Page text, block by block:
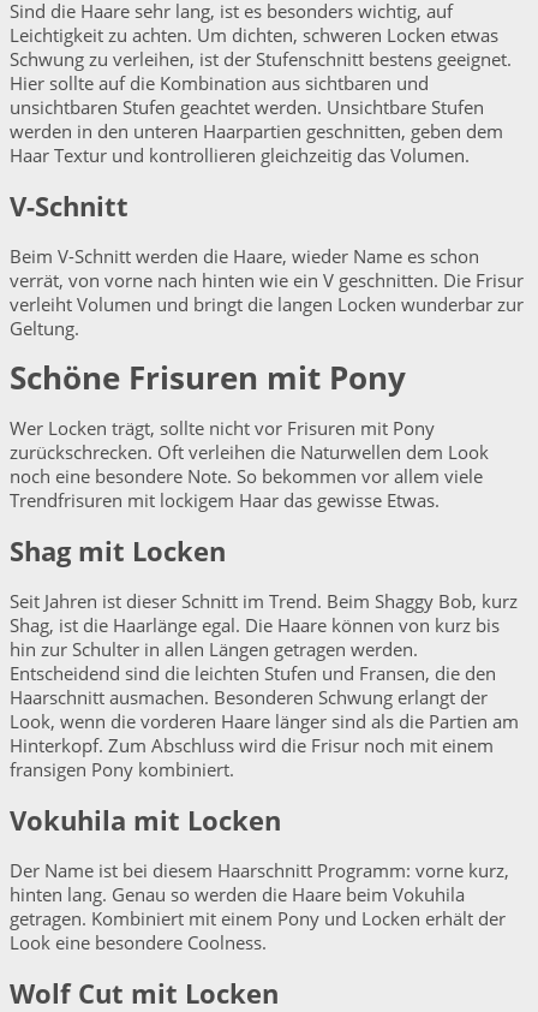
Sind die Haare sehr lang, ist es besonders wichtig, auf
Leichtigkeit zu achten. Um dichten, schweren Locken etwas
Schwung zu verleihen, ist der Stufenschnitt bestens geeignet.
Hier sollte auf die Kombination aus sichtbaren und
unsichtbaren Stufen geachtet werden. Unsichtbare Stufen
werden in den unteren Haarpartien geschnitten, geben dem
Haar Textur und kontrollieren gleichzeitig das Volumen.
V-Schnitt
Beim V-Schnitt werden die Haare, wieder Name es schon
verrät, von vorne nach hinten wie ein V geschnitten. Die Frisur
verleiht Volumen und bringt die langen Locken wunderbar zur
Geltung.
Schöne Frisuren mit Pony
Wer Locken trägt, sollte nicht vor Frisuren mit Pony
zurückschrecken. Oft verleihen die Naturwellen dem Look
noch eine besondere Note. So bekommen vor allem viele
Trendfrisuren mit lockigem Haar das gewisse Etwas.
Shag mit Locken
Seit Jahren ist dieser Schnitt im Trend. Beim Shaggy Bob, kurz
Shag, ist die Haarlänge egal. Die Haare können von kurz bis
hin zur Schulter in allen Längen getragen werden.
Entscheidend sind die leichten Stufen und Fransen, die den
Haarschnitt ausmachen. Besonderen Schwung erlangt der
Look, wenn die vorderen Haare länger sind als die Partien am
Hinterkopf. Zum Abschluss wird die Frisur noch mit einem
fransigen Pony kombiniert.
Vokuhila mit Locken
Der Name ist bei diesem Haarschnitt Programm: vorne kurz,
hinten lang. Genau so werden die Haare beim Vokuhila
getragen. Kombiniert mit einem Pony und Locken erhält der
Look eine besondere Coolness.
Wolf Cut mit Locken